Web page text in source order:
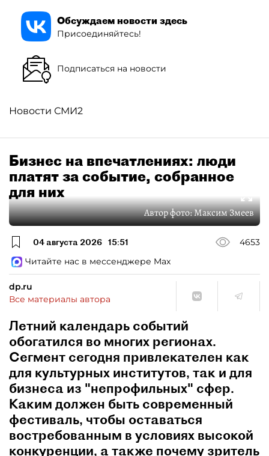
Обсуждаем новости здесь
Присоединяйтесь!
Подписаться на новости
Новости СМИ2
Бизнес на впечатлениях: люди
платят за событие, собранное
для них
Автор фото:Максим Змеев
04 августа 2026 15:51
4653
Читайте нас в мессенджере Max
dp.ru
Все материалы автора
Летний календарь событий
обогатился во многих регионах.
Сегмент сегодня привлекателен как
для культурных институтов, так и для
бизнеса из "непрофильных" сфер.
Каким должен быть современный
фестиваль, чтобы оставаться
востребованным в условиях высокой
конкуренции, а также почему зритель